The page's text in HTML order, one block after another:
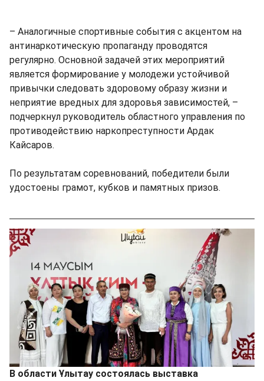
– Аналогичные спортивные события с акцентом на
антинаркотическую пропаганду проводятся
регулярно. Основной задачей этих мероприятий
является формирование у молодежи устойчивой
привычки следовать здоровому образу жизни и
неприятие вредных для здоровья зависимостей, –
подчеркнул руководитель областного управления по
противодействию наркопреступности Ардак
Кайсаров.
По результатам соревнований, победители были
удостоены грамот, кубков и памятных призов.
В области Ұлытау состоялась выставка